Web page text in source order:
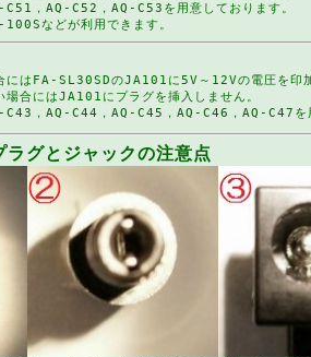
C51 ， AQ-C52 ， AQ-C53 を用意しております。
100Sなどが利用できます。
にはFA-SL30SDのJA101に5V～12Vの電圧を印
場合にはJA101にプラグを挿入しません。
C43 ， AQ-C44 ， AQ-C45 ， AQ-C46 ， AQ-C47 を
ラグとジャックの注意点